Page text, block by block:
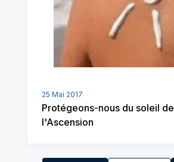
25 Mai 2017
Protégeons-nous du soleil de
l'Ascension